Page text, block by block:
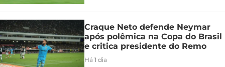
Craque Neto defende Neymar
após polêmica na Copa do Brasil
e critica presidente do Remo
Há 1 dia